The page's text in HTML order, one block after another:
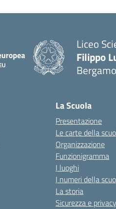
Liceo
Filippo
Bergamo
La Scuola
Presentazione
Le carte della
Organizzazione
Funzionigramma
I luoghi
I numeri della
La storia
Sicurezza e privacy